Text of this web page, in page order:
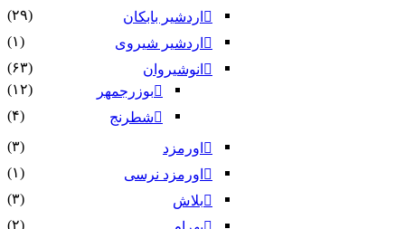
اردشیر بابکان
(۲۹)
اردشیر شیروی
(۱)
انوشیروان
(۶۳)
بوزرجمهر
(۱۲)
شطرنج
(۴)
اورمزد
(۳)
اورمزد نرسى‏
(۱)
بلاش
(۳)
(۲)